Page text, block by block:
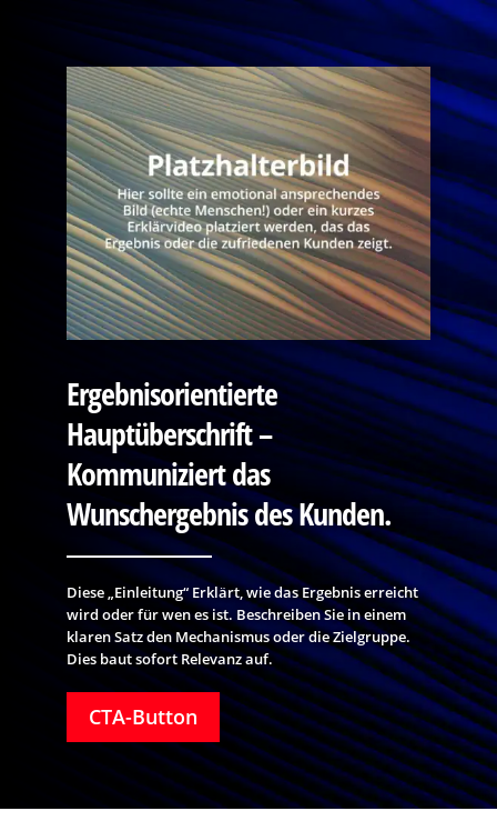
Ergebnisorientierte
Hauptüberschrift –
Kommuniziert das
Wunschergebnis des Kunden.
Diese „Einleitung“ Erklärt, wie das Ergebnis erreicht
wird oder für wen es ist. Beschreiben Sie in einem
klaren Satz den Mechanismus oder die Zielgruppe.
Dies baut sofort Relevanz auf.
CTA-Button